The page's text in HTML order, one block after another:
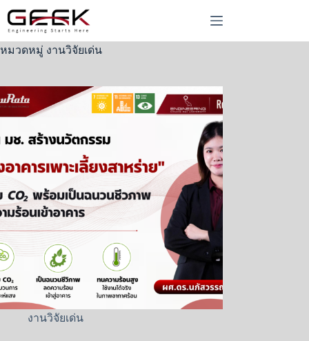
content
หมวดหมู่ งานวิจัยเด่น
งานวิจัยเด่น